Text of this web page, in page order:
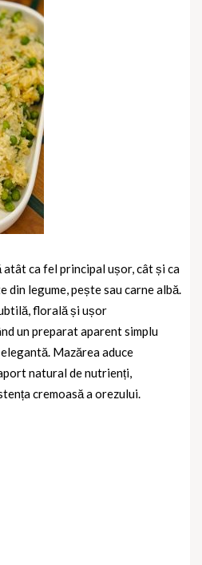
ca fel principal ușor, cât și ca
legume, pește sau carne albă.
florală și ușor
un preparat aparent simplu
Mazărea aduce
natural de nutrienți,
cremoasă a orezului.